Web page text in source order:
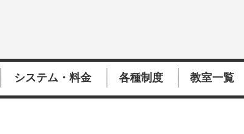
システム・料金 各種制度 教室一覧